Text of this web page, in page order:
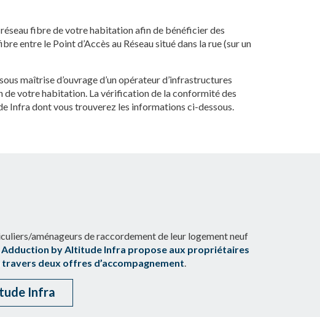
fibre de votre habitation afin de bénéficier des
entre le Point d’Accès au Réseau situé dans la rue (sur un
maîtrise d’ouvrage d’un opérateur d’infrastructures
de votre habitation. La vérification de la conformité des
Infra dont vous trouverez les informations ci-dessous.
aménageurs de raccordement de leur logement neuf
Adduction by Altitude Infra propose aux propriétaires
deux offres d’accompagnement.
Infra